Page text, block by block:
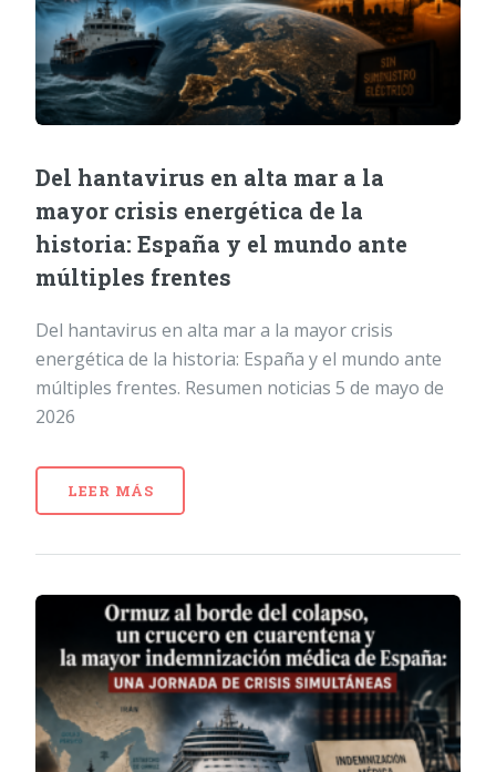
Del hantavirus en alta mar a la
mayor crisis energética de la
historia: España y el mundo ante
múltiples frentes
Del hantavirus en alta mar a la mayor crisis
energética de la historia: España y el mundo ante
múltiples frentes. Resumen noticias 5 de mayo de
2026
LEER MÁS